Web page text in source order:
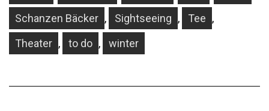
Schanzen Bäcker , Sightseeing , Tee ,
Theater , to do , winter